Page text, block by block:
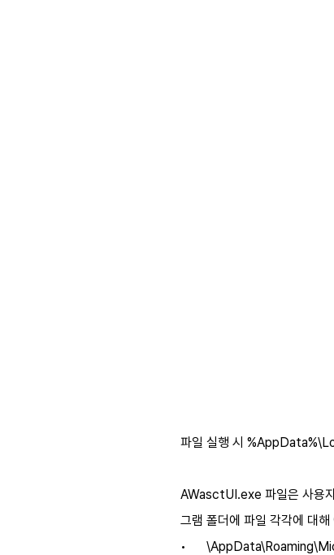
파일 실행 시
AWasctUI.exe 파일은 사용
그램 폴더에 파일 각각에 대
•